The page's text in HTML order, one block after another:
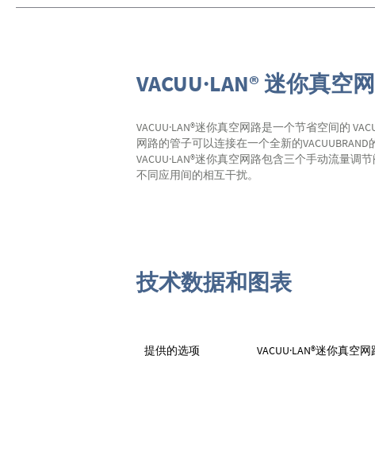
到
VACUU·LAN® 迷你真空
VACUU·LAN®迷你真空网路是一个节省空间的
网路的管子可以连接在一个全新的
VACUU·LAN®迷你真空网路包含三个手动流量
不同应用间的相互干扰。
技术数据和图表
提供的选项 VACUU·LAN®迷你真空